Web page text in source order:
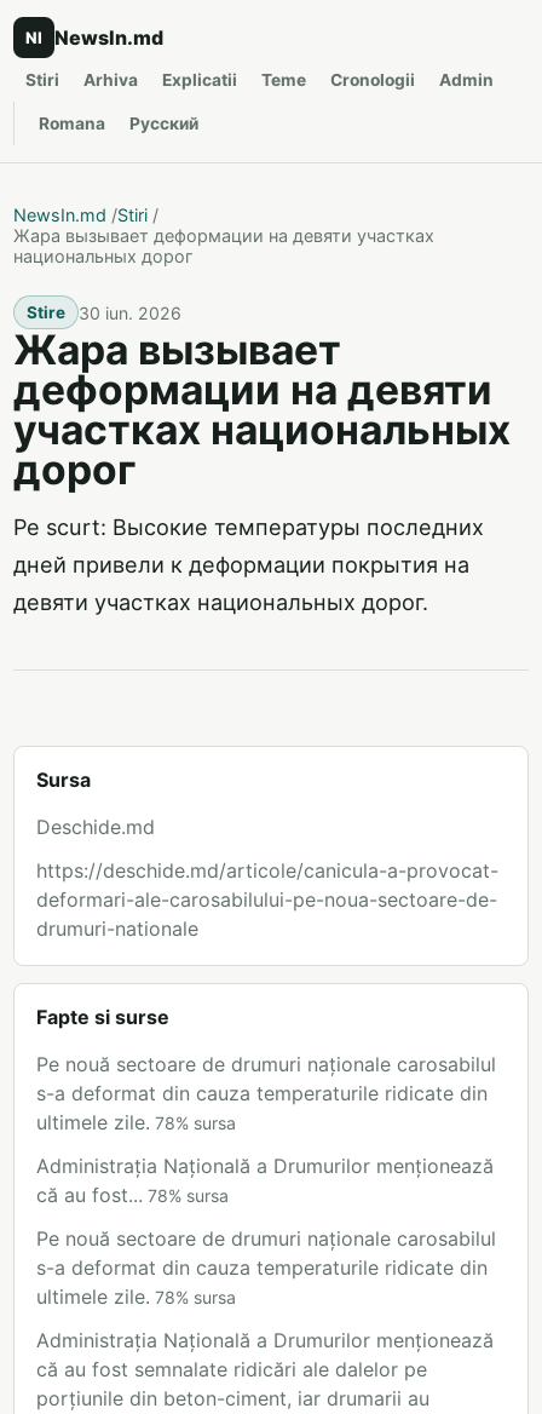
NI NewsIn.md
Stiri Arhiva Explicatii Teme Cronologii Admin
Romana Русский
NewsIn.md /Stiri /
Жара вызывает деформации на девяти участках
национальных дорог
Stire 30 iun. 2026
Жара вызывает
деформации на девяти
участках национальных
дорог
Pe scurt: Высокие температуры последних
дней привели к деформации покрытия на
девяти участках национальных дорог.
Sursa
Deschide.md
https://deschide.md/articole/canicula-a-provocat-
deformari-ale-carosabilului-pe-noua-sectoare-de-
drumuri-nationale
Fapte si surse
Pe nouă sectoare de drumuri naționale carosabilul
s-a deformat din cauza temperaturile ridicate din
ultimele zile. 78% sursa
Administrația Națională a Drumurilor menționează
că au fost... 78% sursa
Pe nouă sectoare de drumuri naționale carosabilul
s-a deformat din cauza temperaturile ridicate din
ultimele zile. 78% sursa
Administrația Națională a Drumurilor menționează
că au fost semnalate ridicări ale dalelor pe
porțiunile din beton-ciment, iar drumarii au